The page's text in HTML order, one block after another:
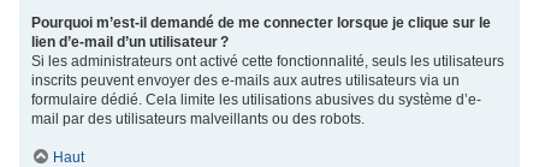
Pourquoi m’est-il demandé de me connecter lorsque je clique sur le
lien d’e-mail d’un utilisateur ?
Si les administrateurs ont activé cette fonctionnalité, seuls les utilisateurs
inscrits peuvent envoyer des e-mails aux autres utilisateurs via un
formulaire dédié. Cela limite les utilisations abusives du système d’e-
mail par des utilisateurs malveillants ou des robots.
Haut